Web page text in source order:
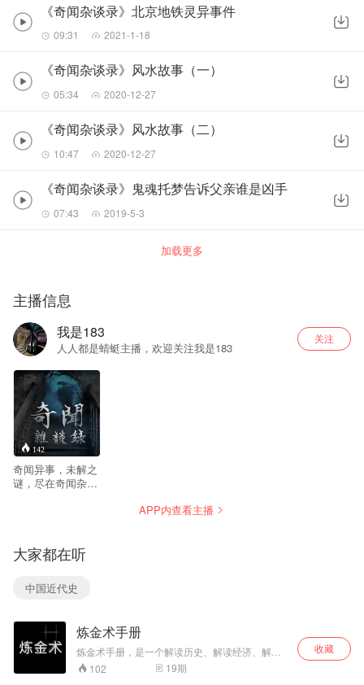
《奇闻杂谈录》北京地铁灵异事件
09:31 2021-1-18
《奇闻杂谈录》风水故事（一）
05:34 2020-12-27
《奇闻杂谈录》风水故事（二）
10:47 2020-12-27
《奇闻杂谈录》鬼魂托梦告诉父亲谁是凶手
07:43 2019-5-3
加载更多
主播信息
我是183
人人都是蜻蜓主播，欢迎关注我是183
关注
142
奇闻异事，未解之
谜，尽在奇闻杂谈
杂谈录》部分故事
资料均收集于网
络，并不意味着赞
同其观点或证实其
于网络资料众多，
无法对资料故事内
容涉及或包含的权
利信息进行甄别，
《奇闻杂谈录》如
APP内查看主播
大家都在听
中国近代史
炼金术手册
炼金术手册，是一个解读历史、解读经济、解读
电影、解读人物的大杂烩。主播炼金君，从事电
视工作十年，平时的爱好就是读书、写字。读
102 19期
收藏